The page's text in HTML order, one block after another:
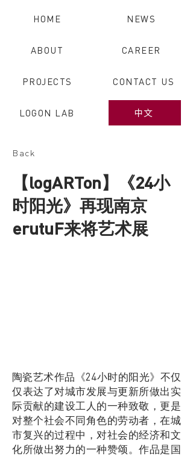
【logARTon】《24小
时阳光》再现南京
erutuF来将艺术展
Back
陶瓷艺术作品《24小时的阳光》不仅
仅表达了对城市发展与更新所做出实
际贡献的建设工人的一种致敬，更是
对整个社会不同角色的劳动者，在城
市复兴的过程中，对社会的经济和文
化所做出努力的一种赞颂。作品是国
HOME
ABOUT
PROJECTS
LOGON LAB
NEWS
CAREER
CONTACT US
中文